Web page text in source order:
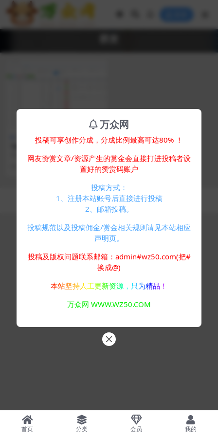
免费专区 其他源码
Telegram统计机器人源码/TG
记账群发机器源码人/TG自动
记账全开源版本
简介： telegram统计机器人源码/T
G记账群发机器源码人/TG自动记账
0
Copyright © 2024万众网- All rights reserved
浙ICP备05025058号-4
首页 分类 会员 我的
万众网
投稿可享创作分成，分成比例最高可达80% ！
网友赞赏文章/资源产生的赏金会直接打进投稿者设
置好的赞赏码账户
投稿方式：
1、注册本站账号后直接进行投稿
2、邮箱投稿。
投稿规范以及投稿佣金/赏金相关规则请见本站相应
声明页。
投稿及版权问题联系邮箱：admin#wz50.com(把#
换成@)
本站坚持人工更新资源，只为精品！
万众网 WWW.WZ50.COM